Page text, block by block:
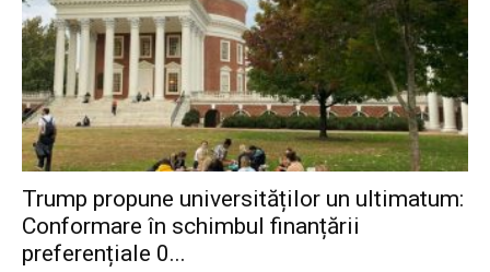
Trump propune universităților un ultimatum:
Conformare în schimbul finanțării
preferențiale 0...